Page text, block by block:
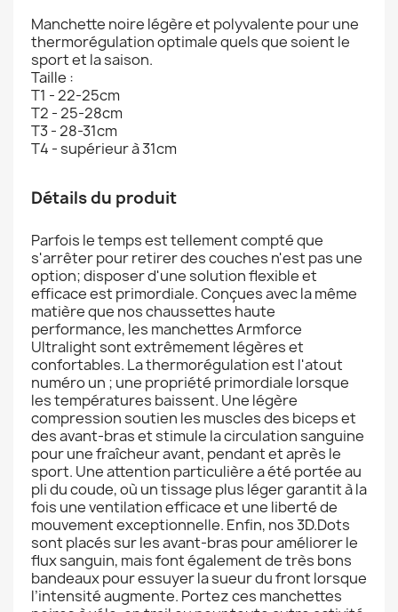
Manchette noire légère et polyvalente pour une
thermorégulation optimale quels que soient le
sport et la saison.
Taille :
T1 - 22-25cm
T2 - 25-28cm
T3 - 28-31cm
T4 - supérieur à 31cm
Détails du produit
Parfois le temps est tellement compté que
s'arrêter pour retirer des couches n'est pas une
option; disposer d'une solution flexible et
efficace est primordiale. Conçues avec la même
matière que nos chaussettes haute
performance, les manchettes Armforce
Ultralight sont extrêmement légères et
confortables. La thermorégulation est l'atout
numéro un ; une propriété primordiale lorsque
les températures baissent. Une légère
compression soutien les muscles des biceps et
des avant-bras et stimule la circulation sanguine
pour une fraîcheur avant, pendant et après le
sport. Une attention particulière a été portée au
pli du coude, où un tissage plus léger garantit à la
fois une ventilation efficace et une liberté de
mouvement exceptionnelle. Enfin, nos 3D.Dots
sont placés sur les avant-bras pour améliorer le
flux sanguin, mais font également de très bons
bandeaux pour essuyer la sueur du front lorsque
l’intensité augmente. Portez ces manchettes